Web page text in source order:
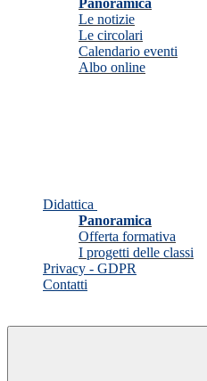
Panoramica
Le notizie
Le circolari
Calendario eventi
Albo online
Didattica
Panoramica
Offerta formativa
I progetti delle classi
Privacy - GDPR
Contatti